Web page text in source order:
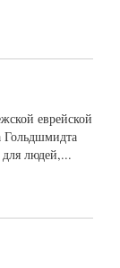
еврейской
людей,...